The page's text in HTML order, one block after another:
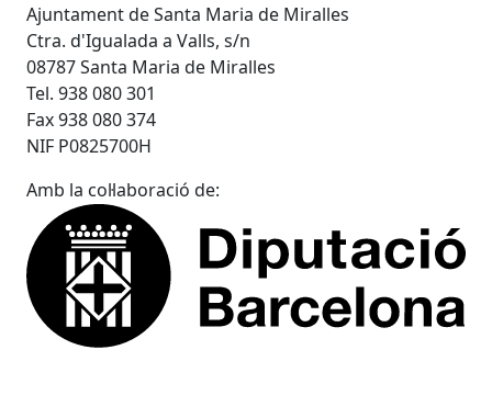
Ajuntament de Santa Maria de Miralles
Ctra. d'Igualada a Valls, s/n
08787 Santa Maria de Miralles
Tel. 938 080 301
Fax 938 080 374
NIF P0825700H
Amb la col·laboració de: